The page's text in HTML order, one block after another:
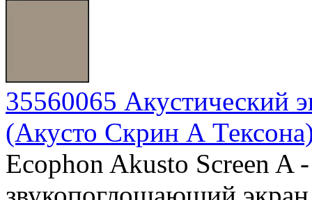
35560065 Акустический
(Акусто Скрин А
Ecophon Akusto Screen A